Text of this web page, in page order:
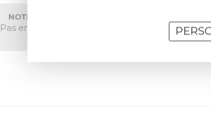
NOTE MOYENNE
Pas encore de note